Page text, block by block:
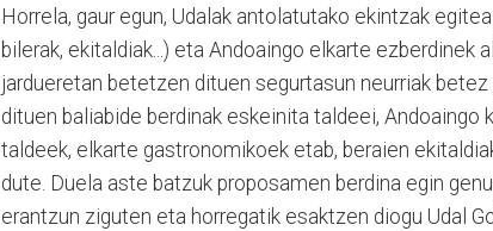
Horrela, gaur egun, Udalak antolatutako ekintzak
bilerak, ekitaldiak...) eta Andoaingo elkarte ezberdinek
jardueretan betetzen dituen segurtasun neurriak
dituen baliabide berdinak eskeinita taldeei, Andoaingo
taldeek, elkarte gastronomikoek etab, beraien
dute. Duela aste batzuk proposamen berdina egin
erantzun ziguten eta horregatik esaktzen diogu Udal